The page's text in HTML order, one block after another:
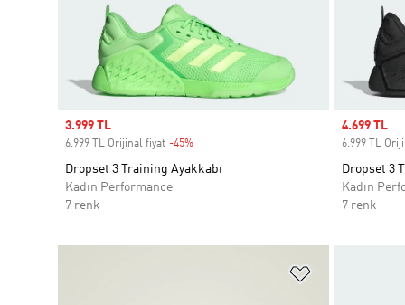
Sale price
3.999 TL
6.999 TL Orijinal fiyat -45%
Dropset 3 Training Ayakkabı
Kadın Performance
7 renk
Sale price
4.699 TL
6.999 TL
Dropset 3
Kadın
7 renk